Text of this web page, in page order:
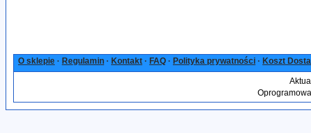
O sklepie · Regulamin · Kontakt · FAQ · Polityka prywatności · Koszt